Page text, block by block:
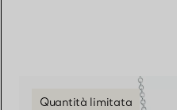
Quantità limitata